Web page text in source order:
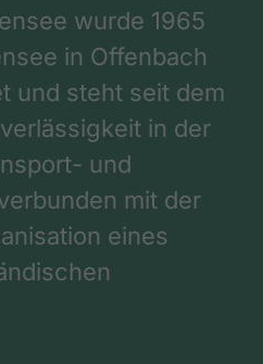
wurde 1965
in Offenbach
und steht seit dem
in der
und
mit der
eines